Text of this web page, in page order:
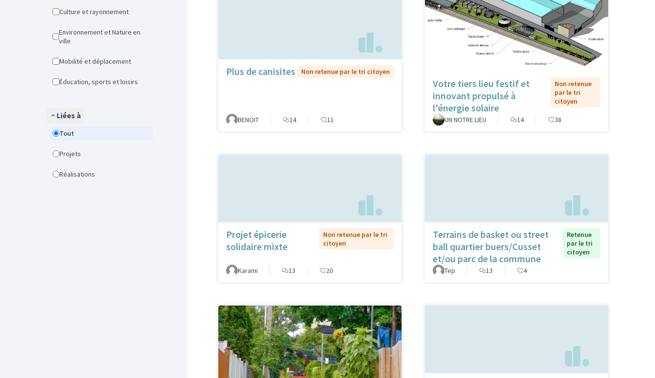
Culture et rayonnement
Environnement et Nature en
ville
Mobilité et déplacement
Éducation, sports et loisirs
Liées à
Tout
Projets
Réalisations
Plus de canisites Non retenue par le tri citoyen
BENOIT 14 11
Votre tiers lieu festif et
innovant propulsé à
l'énergie solaire
Non retenue
par le tri
citoyen
UN NOTRE LIEU 14 38
Projet épicerie
solidaire mixte
Non retenue par le tri
citoyen
Karami 13 20
Terrains de basket ou street
ball quartier buers/Cusset
et/ou parc de la commune
Retenue
par le tri
citoyen
Tep 13 4